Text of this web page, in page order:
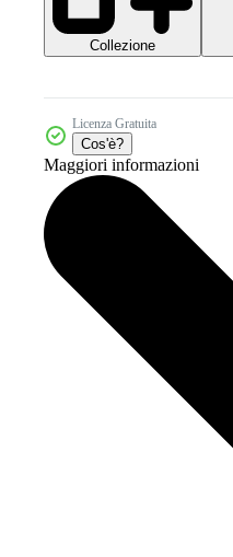
Collezione
Licenza Gratuita
Cos'è?
Maggiori informazioni